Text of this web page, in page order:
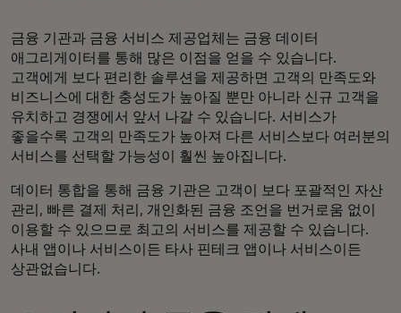
금융 기관과 금융 서비스 제공업체는 금융 데이터
애그리게이터를 통해 많은 이점을 얻을 수 있습니다.
고객에게 보다 편리한 솔루션을 제공하면 고객의 만족도와
비즈니스에 대한 충성도가 높아질 뿐만 아니라 신규 고객을
유치하고 경쟁에서 앞서 나갈 수 있습니다. 서비스가
좋을수록 고객의 만족도가 높아져 다른 서비스보다 여러분의
서비스를 선택할 가능성이 훨씬 높아집니다.
데이터 통합을 통해 금융 기관은 고객이 보다 포괄적인 자산
관리, 빠른 결제 처리, 개인화된 금융 조언을 번거로움 없이
이용할 수 있으므로 최고의 서비스를 제공할 수 있습니다.
사내 앱이나 서비스이든 타사 핀테크 앱이나 서비스이든
상관없습니다.